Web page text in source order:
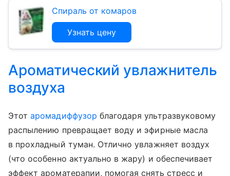
Спираль от комаров
Узнать цену
Ароматический увлажнитель
воздуха
Этотаромадиффузор благодаря ультразвуковому
распылению превращает воду и эфирные масла
в прохладный туман. Отлично увлажняет воздух
(что особенно актуально в жару) и обеспечивает
эффект ароматерапии, помогая снять стресс и